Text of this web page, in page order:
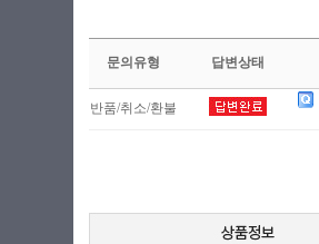
문의유형 답변상태
반품/취소/환불